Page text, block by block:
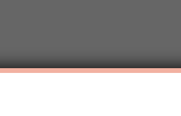
(MTT) ist eine aktive